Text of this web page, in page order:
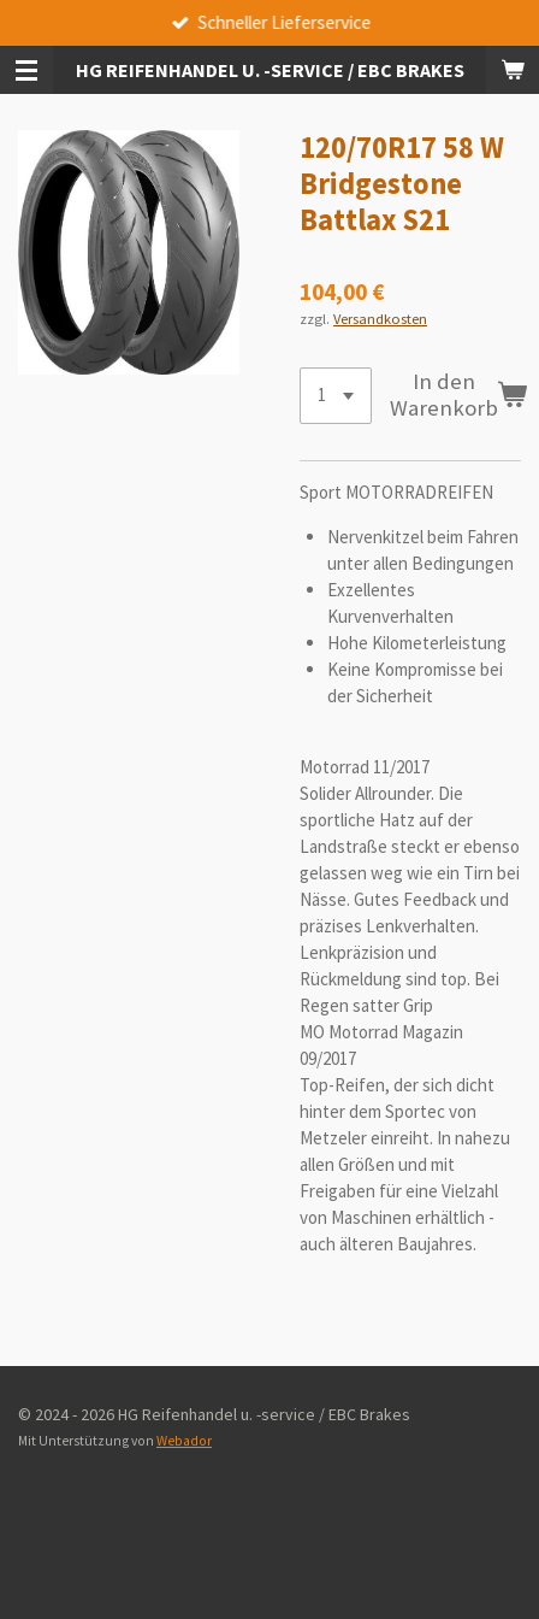
Hauptinhalt
springenHG REIFENHANDEL U. -SERVICE / EBC BRAKES
Schneller Lieferservice
120/70R17 58 W
Bridgestone
Battlax S21
104,00 €
zzgl. Versandkosten
In den
Warenkorb
Sport MOTORRADREIFEN
Nervenkitzel beim Fahren
unter allen Bedingungen
Exzellentes
Kurvenverhalten
Hohe Kilometerleistung
Keine Kompromisse bei
der Sicherheit
Motorrad 11/2017
Solider Allrounder. Die
sportliche Hatz auf der
Landstraße steckt er ebenso
gelassen weg wie ein Tirn bei
Nässe. Gutes Feedback und
präzises Lenkverhalten.
Lenkpräzision und
Rückmeldung sind top. Bei
Regen satter Grip
MO Motorrad Magazin
09/2017
Top-Reifen, der sich dicht
hinter dem Sportec von
Metzeler einreiht. In nahezu
allen Größen und mit
Freigaben für eine Vielzahl
von Maschinen erhältlich -
auch älteren Baujahres.
© 2024 - 2026 HG Reifenhandel u. -service / EBC Brakes
Mit Unterstützung von Webador